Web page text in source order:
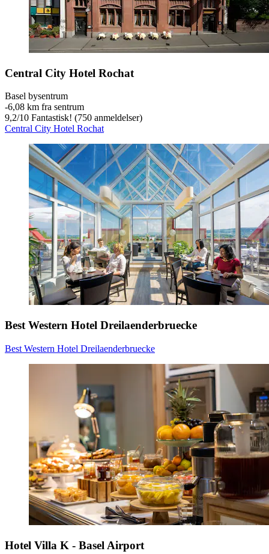
Central City Hotel Rochat
Basel bysentrum
‐6,08 km fra sentrum
9,2/10 Fantastisk! (750 anmeldelser)
Central City Hotel Rochat
Best Western Hotel Dreilaenderbruecke
Best Western Hotel Dreilaenderbruecke
Hotel Villa K - Basel Airport